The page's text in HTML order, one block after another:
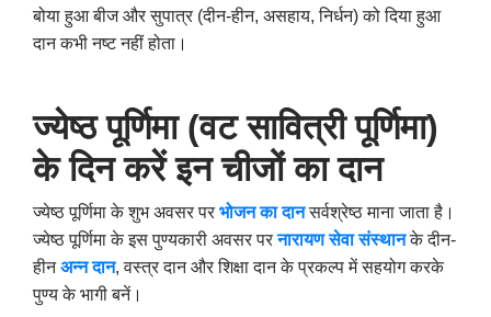
बोया हुआ बीज और सुपात्र (दीन-हीन, असहाय,निर्धन) को दिया हुआ
दान कभी नष्ट नहीं होता।
ज्‍येष्‍ठ पूर्णिमा (वट सावित्री पूर्णिमा)
के दिन करें इन चीजों का दान
ज्‍येष्‍ठ पूर्णिमा के शुभ अवसर पर भोजन का दानसर्वश्रेष्ठ माना जाता है।
ज्‍येष्‍ठ पूर्णिमा के इस पुण्यकारी अवसर परनारायण सेवा संस्थानके दीन-
हीनअन्न दान,वस्त्र दान और शिक्षा दान के प्रकल्प में सहयोग करके
पुण्य के भागी बनें।